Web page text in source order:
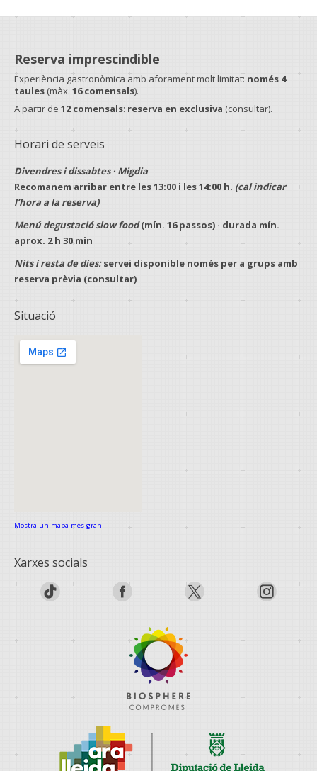
Reserva imprescindible
Experiència gastronòmica amb aforament molt limitat: només 4
taules (màx. 16 comensals).
A partir de 12 comensals: reserva en exclusiva (consultar).
Horari de serveis
Divendres i dissabtes · Migdia
Recomanem arribar entre les13:00 i les14:00 h. (cal indicar
l’hora a la reserva)
Menú degustació slow food(mín. 16 passos) · durada mín.
aprox. 2 h 30 min
Nits i resta de dies:servei disponible només per a grups amb
reserva prèvia (consultar)
Situació
Mostra un mapa més gran
Xarxes socials